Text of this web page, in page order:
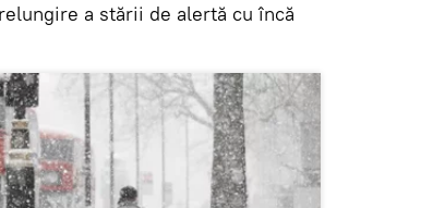
a stării de alertă cu încă